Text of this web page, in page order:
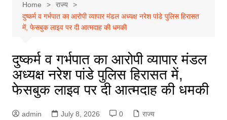
Home
राज्य
दुष्कर्म व गर्भपात का आरोपी व्यापार मंडल अध्यक्ष नरेश पांडे पुलिस हिरासत
में, फेसबुक लाइव पर दी आत्मदाह की धमकी
दुष्कर्म व गर्भपात का आरोपी व्यापार मंडल
अध्यक्ष नरेश पांडे पुलिस हिरासत में,
फेसबुक लाइव पर दी आत्मदाह की धमकी
admin July 8, 2026 0 राज्य